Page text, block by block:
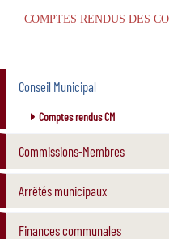
COMPTES RENDUS DES
Conseil Municipal
Comptes rendus CM
Commissions-Membres
Arrêtés municipaux
Finances communales